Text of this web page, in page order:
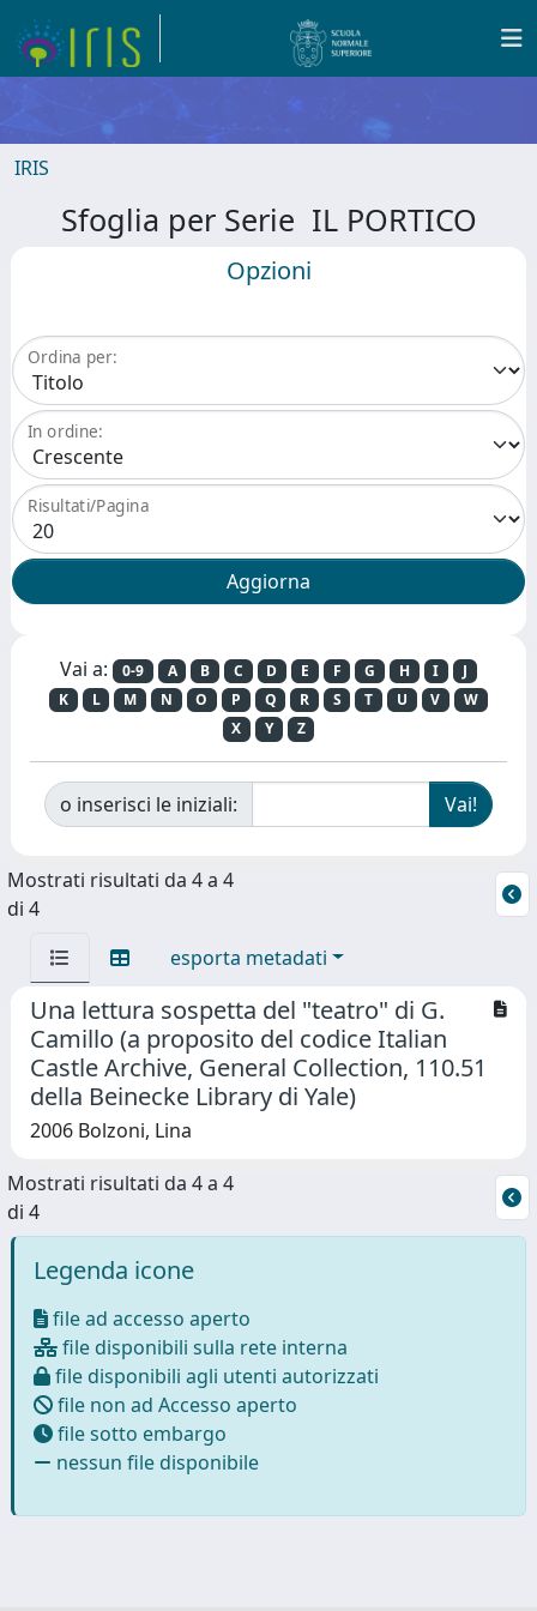
IRIS
Sfoglia per Serie IL PORTICO
Opzioni
Ordina per:
In ordine:
Risultati/Pagina
Vai a: 0-9 A B C D E F G H I
J
K
L M N O P Q R S T U V
W
X
Y Z
o inserisci le iniziali:
Mostrati risultati da 4 a 4
di 4
esporta metadati
Una lettura sospetta del "teatro" di G.
Camillo (a proposito del codice Italian
Castle Archive, General Collection, 110.51
della Beinecke Library di Yale)
2006 Bolzoni, Lina
Mostrati risultati da 4 a 4
di 4
Legenda icone
file ad accesso aperto
file disponibili sulla rete interna
file disponibili agli utenti autorizzati
file non ad Accesso aperto
file sotto embargo
nessun file disponibile